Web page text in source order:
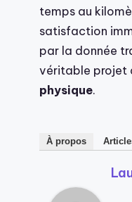
temps au
satisfaction
par la donnée
véritable projet
physique.
À propos